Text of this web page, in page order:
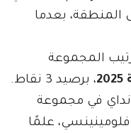
المنطقة، بعدما
المجموعة
، برصيد 3 نقاط.
في مجموعة
علمًا